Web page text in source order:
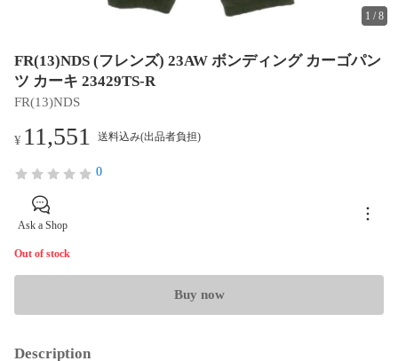
1 /8
FR(13)NDS (フレンズ) 23AW ボンディング カーゴパン
ツ カーキ 23429TS-R
FR(13)NDS
¥ 11,551 送料込み(出品者負担)
0
Ask a Shop
Out of stock
Buy now
Description